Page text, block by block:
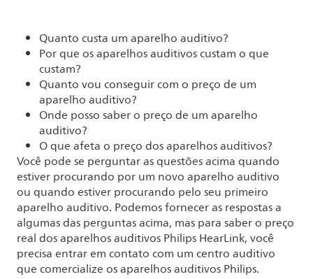
Quanto custa um aparelho auditivo?
Por que os aparelhos auditivos custam o que
custam?
Quanto vou conseguir com o preço de um
aparelho auditivo?
Onde posso saber o preço de um aparelho
auditivo?
O que afeta o preço dos aparelhos auditivos?
Você pode se perguntar as questões acima quando
estiver procurando por um novo aparelho auditivo
ou quando estiver procurando pelo seu primeiro
aparelho auditivo. Podemos fornecer as respostas a
algumas das perguntas acima, mas para saber o preço
real dos aparelhos auditivos Philips HearLink, você
precisa entrar em contato com um centro auditivo
que comercialize os aparelhos auditivos Philips.